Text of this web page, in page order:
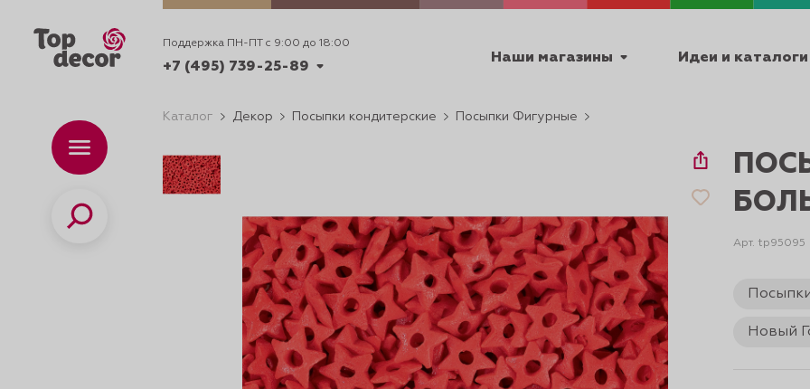
Поддержка ПН-ПТ с 9:00 до 18:00
+7 (495) 739-25-89
+7 (495) 739-25-89
Наши магазины Идеи и каталоги
ИДЕИ
ДЕКОРИРОВАНИЯ
ТЕХНИЧЕСКИЕ
УРОКИ ПАСХА
Каталог
Поиск
Каталог Декор Посыпки кондитерские Посыпки Фигурные
Арт. tp95095
Новый